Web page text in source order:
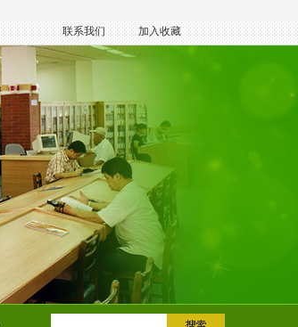
联系我们 加入收藏